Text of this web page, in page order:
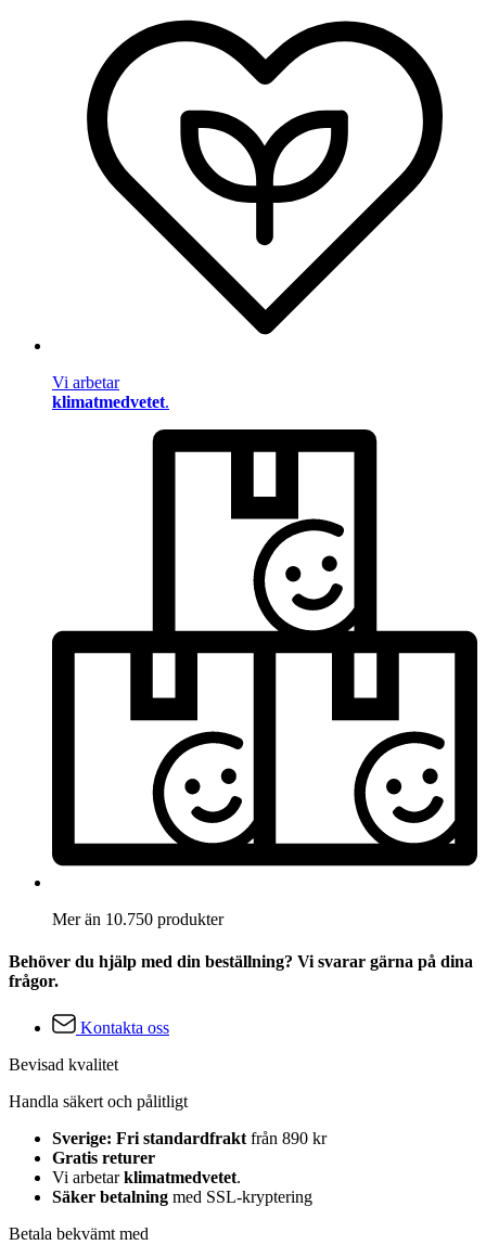
Vi arbetar
klimatmedvetet.
Mer än 10.750 produkter
Behöver du hjälp med din beställning? Vi svarar gärna på dina
frågor.
Kontakta oss
Bevisad kvalitet
Handla säkert och pålitligt
Sverige: Fri standardfraktfrån 890 kr
Gratis returer
Vi arbetarklimatmedvetet.
Säker betalning med SSL-kryptering
Betala bekvämt med